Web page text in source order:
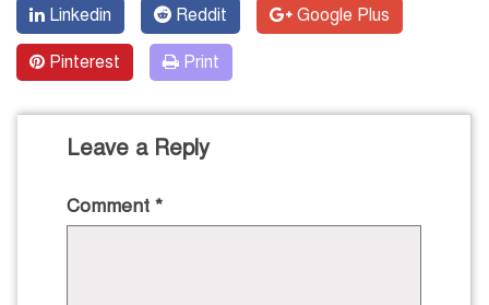
Linkedin Reddit Google Plus
Pinterest Print
Leave a Reply
Comment *